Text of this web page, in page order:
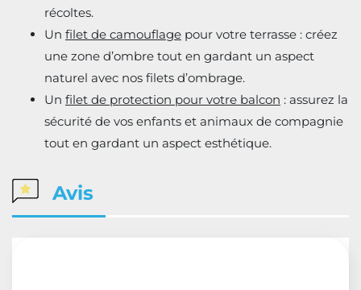
récoltes.
Un filet de camouflage pour votre terrasse : créez
une zone d’ombre tout en gardant un aspect
naturel avec nos filets d’ombrage.
Un filet de protection pour votre balcon : assurez la
sécurité de vos enfants et animaux de compagnie
tout en gardant un aspect esthétique.
Avis